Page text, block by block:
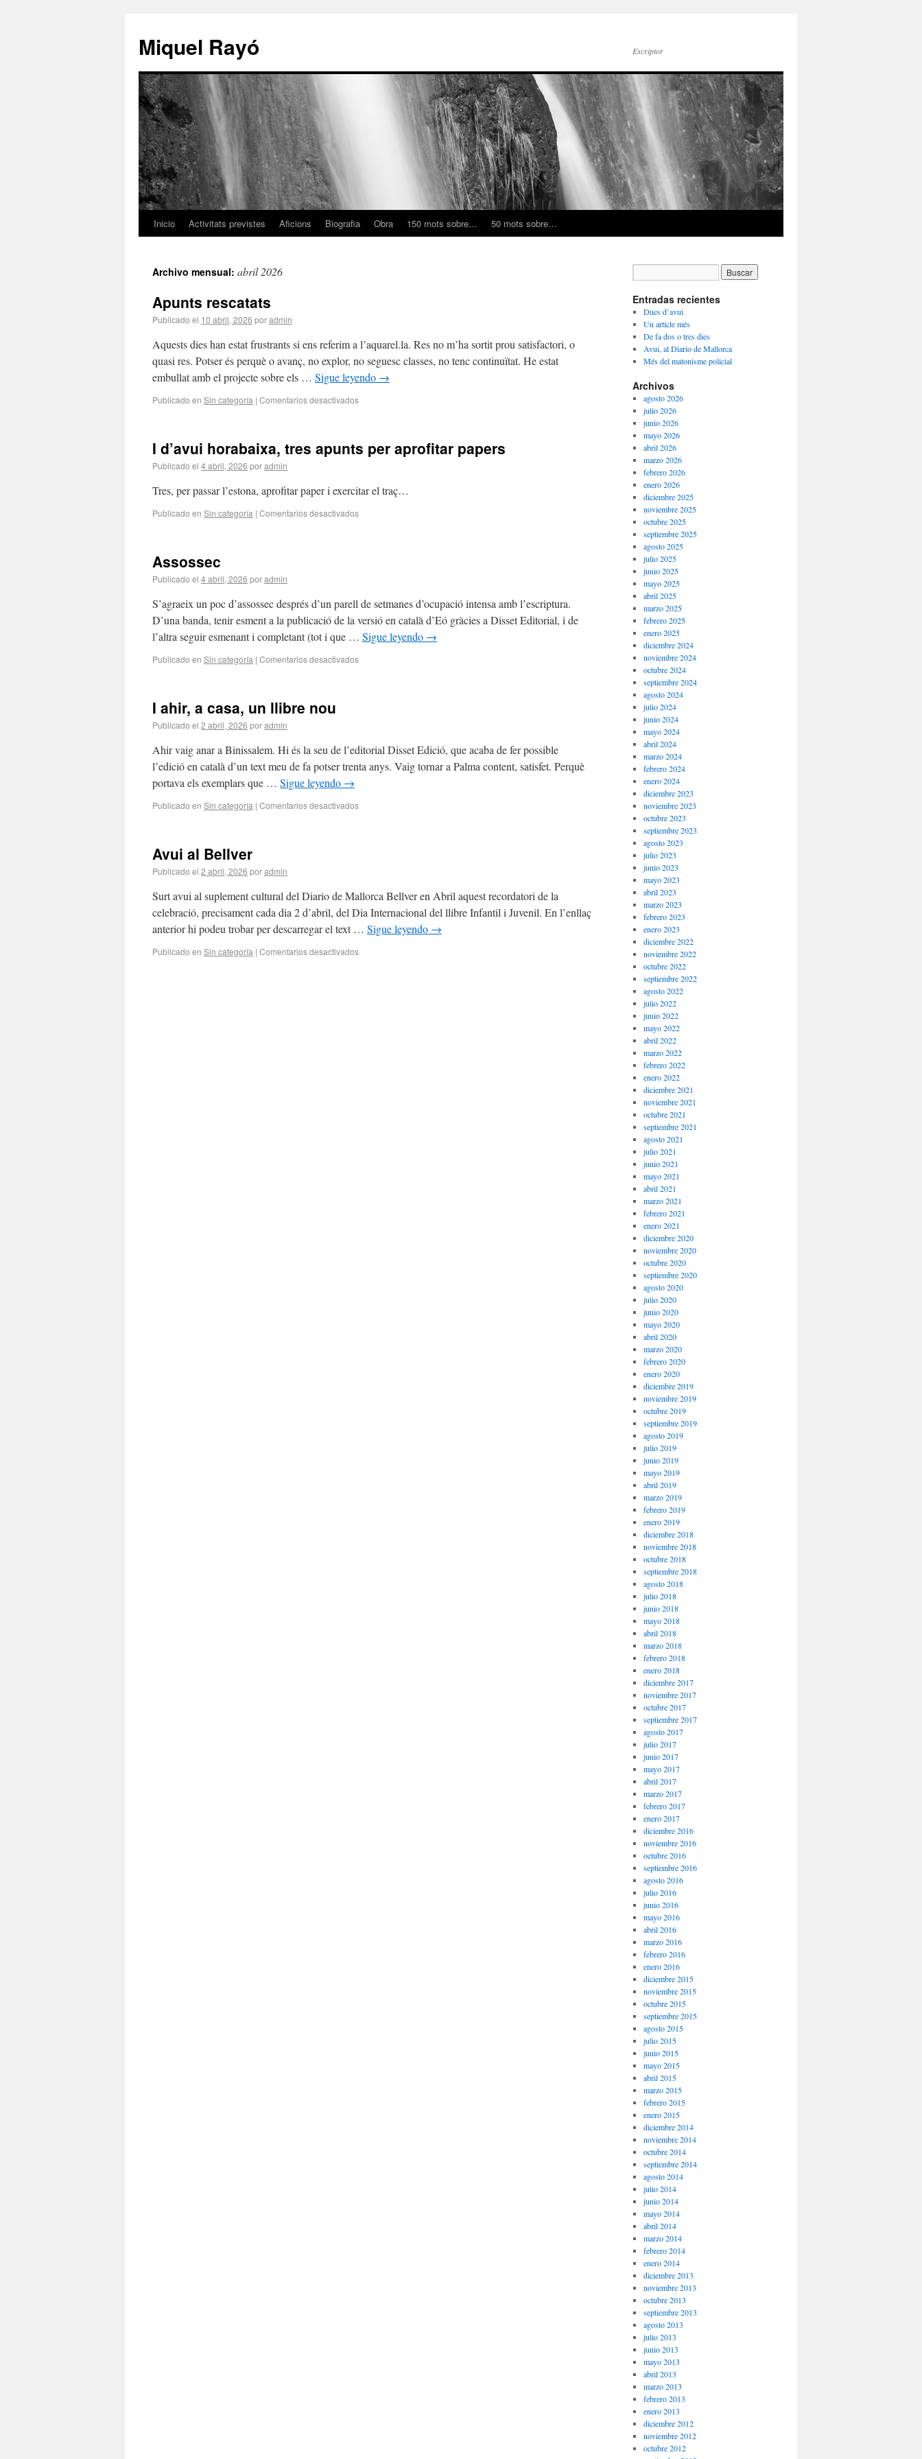
Miquel Rayó Escriptor
Inicio Activitats previstes Aficions Biografia Obra 150 mots sobre… 50 mots sobre…
Archivo mensual: abril 2026
Apunts rescatats
Publicado el 10 abril, 2026 poradmin
Aquests dies han estat frustrants si ens referim a l’aquarel.la. Res no m’ha sortit prou satisfactori, o
quasi res. Potser és perquè o avanç, no explor, no seguesc classes, no tenc continuïtat. He estat
embullat amb el projecte sobre els … Sigue leyendo →
Publicado en Sin categoría | Comentarios desactivados
I d’avui horabaixa, tres apunts per aprofitar papers
Publicado el 4 abril, 2026 poradmin
Tres, per passar l’estona, aprofitar paper i exercitar el traç…
Publicado en Sin categoría | Comentarios desactivados
Assossec
Publicado el 4 abril, 2026 poradmin
S’agraeix un poc d’assossec després d’un parell de setmanes d’ocupació intensa amb l’escriptura.
D’una banda, tenir esment a la publicació de la versió en català d’Eó gràcies a Disset Editorial, i de
l’altra seguir esmenant i completant (tot i que … Sigue leyendo →
Publicado en Sin categoría | Comentarios desactivados
I ahir, a casa, un llibre nou
Publicado el 2 abril, 2026 poradmin
Ahir vaig anar a Binissalem. Hi és la seu de l’editorial Disset Edició, que acaba de fer possible
l’edició en català d’un text meu de fa potser trenta anys. Vaig tornar a Palma content, satisfet. Perquè
portava els exemplars que … Sigue leyendo →
Publicado en Sin categoría | Comentarios desactivados
Avui al Bellver
Publicado el 2 abril, 2026 poradmin
Surt avui al suplement cultural del Diario de Mallorca Bellver en Abril aquest recordatori de la
celebració, precisament cada dia 2 d’abril, del Dia Internacional del llibre Infantil i Juvenil. En l’enllaç
anterior hi podeu trobar per descarregar el text … Sigue leyendo →
Publicado en Sin categoría | Comentarios desactivados
Entradas recientes
Dues d’avui
Un article més
De fa dos o tres dies
Avui, al Diario de Mallorca
Més del matonisme policial
Archivos
agosto 2026
julio 2026
junio 2026
mayo 2026
abril 2026
marzo 2026
febrero 2026
enero 2026
diciembre 2025
noviembre 2025
octubre 2025
septiembre 2025
agosto 2025
julio 2025
junio 2025
mayo 2025
abril 2025
marzo 2025
febrero 2025
enero 2025
diciembre 2024
noviembre 2024
octubre 2024
septiembre 2024
agosto 2024
julio 2024
junio 2024
mayo 2024
abril 2024
marzo 2024
febrero 2024
enero 2024
diciembre 2023
noviembre 2023
octubre 2023
septiembre 2023
agosto 2023
julio 2023
junio 2023
mayo 2023
abril 2023
marzo 2023
febrero 2023
enero 2023
diciembre 2022
noviembre 2022
octubre 2022
septiembre 2022
agosto 2022
julio 2022
junio 2022
mayo 2022
abril 2022
marzo 2022
febrero 2022
enero 2022
diciembre 2021
noviembre 2021
octubre 2021
septiembre 2021
agosto 2021
julio 2021
junio 2021
mayo 2021
abril 2021
marzo 2021
febrero 2021
enero 2021
diciembre 2020
noviembre 2020
octubre 2020
septiembre 2020
agosto 2020
julio 2020
junio 2020
mayo 2020
abril 2020
marzo 2020
febrero 2020
enero 2020
diciembre 2019
noviembre 2019
octubre 2019
septiembre 2019
agosto 2019
julio 2019
junio 2019
mayo 2019
abril 2019
marzo 2019
febrero 2019
enero 2019
diciembre 2018
noviembre 2018
octubre 2018
septiembre 2018
agosto 2018
julio 2018
junio 2018
mayo 2018
abril 2018
marzo 2018
febrero 2018
enero 2018
diciembre 2017
noviembre 2017
octubre 2017
septiembre 2017
agosto 2017
julio 2017
junio 2017
mayo 2017
abril 2017
marzo 2017
febrero 2017
enero 2017
diciembre 2016
noviembre 2016
octubre 2016
septiembre 2016
agosto 2016
julio 2016
junio 2016
mayo 2016
abril 2016
marzo 2016
febrero 2016
enero 2016
diciembre 2015
noviembre 2015
octubre 2015
septiembre 2015
agosto 2015
julio 2015
junio 2015
mayo 2015
abril 2015
marzo 2015
febrero 2015
enero 2015
diciembre 2014
noviembre 2014
octubre 2014
septiembre 2014
agosto 2014
julio 2014
junio 2014
mayo 2014
abril 2014
marzo 2014
febrero 2014
enero 2014
diciembre 2013
noviembre 2013
octubre 2013
septiembre 2013
agosto 2013
julio 2013
junio 2013
mayo 2013
abril 2013
marzo 2013
febrero 2013
enero 2013
diciembre 2012
noviembre 2012
octubre 2012